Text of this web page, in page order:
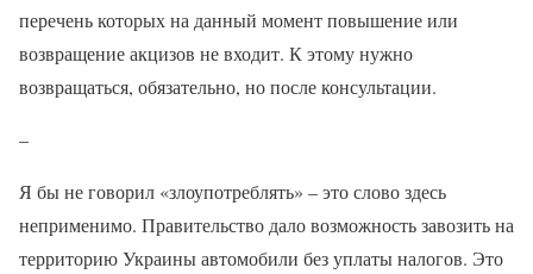
перечень которых на данный момент повышение или
возвращение акцизов не входит. К этому нужно
возвращаться, обязательно, но после консультации.
–
Я бы не говорил «злоупотреблять» – это слово здесь
неприменимо. Правительство дало возможность завозить на
территорию Украины автомобили без уплаты налогов. Это